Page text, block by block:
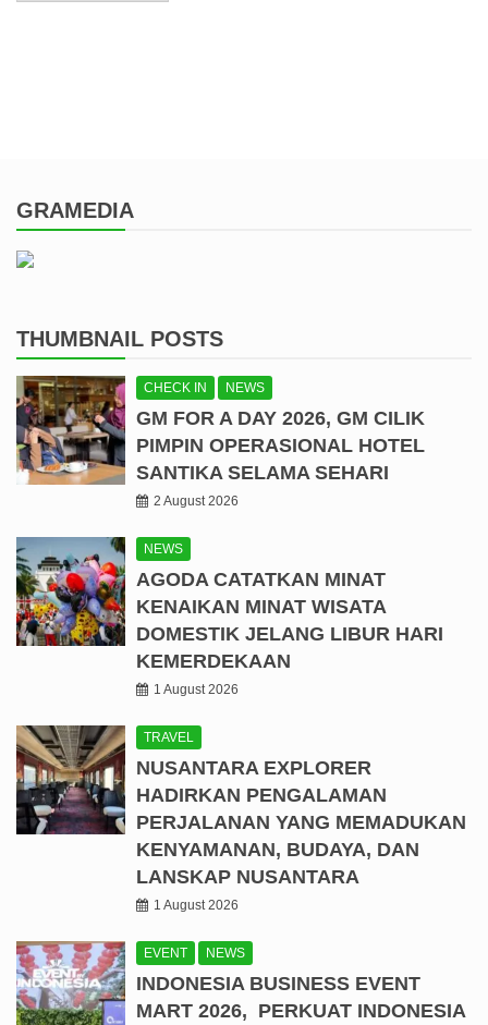
GRAMEDIA
THUMBNAIL POSTS
CHECK IN NEWS
GM FOR A DAY 2026, GM CILIK
PIMPIN OPERASIONAL HOTEL
SANTIKA SELAMA SEHARI
2 August 2026
NEWS
AGODA CATATKAN MINAT
KENAIKAN MINAT WISATA
DOMESTIK JELANG LIBUR HARI
KEMERDEKAAN
1 August 2026
TRAVEL
NUSANTARA EXPLORER
HADIRKAN PENGALAMAN
PERJALANAN YANG MEMADUKAN
KENYAMANAN, BUDAYA, DAN
LANSKAP NUSANTARA
1 August 2026
EVENT NEWS
INDONESIA BUSINESS EVENT
MART 2026, PERKUAT INDONESIA